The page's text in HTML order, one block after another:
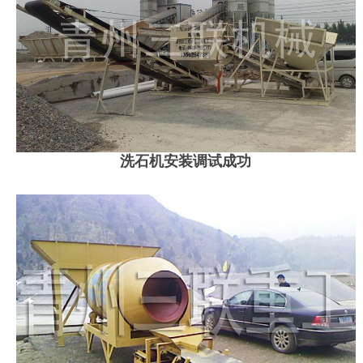
洗石机安装调试成功